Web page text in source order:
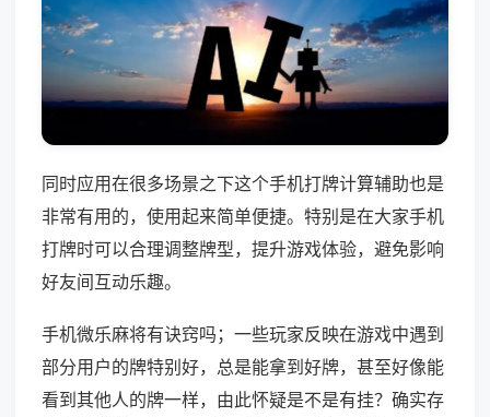
同时应用在很多场景之下这个手机打牌计算辅助也是
非常有用的，使用起来简单便捷。特别是在大家手机
打牌时可以合理调整牌型，提升游戏体验，避免影响
好友间互动乐趣。
手机微乐麻将有诀窍吗；一些玩家反映在游戏中遇到
部分用户的牌特别好，总是能拿到好牌，甚至好像能
看到其他人的牌一样，由此怀疑是不是有挂？确实存